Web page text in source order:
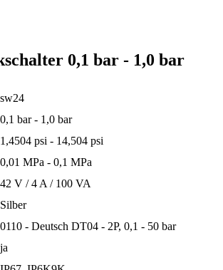
0,1 bar - 1,0 bar
sw24
0,1 bar - 1,0 bar
1,4504 psi - 14,504 psi
0,01 MPa - 0,1 MPa
42 V / 4 A / 100 VA
Silber
0110 - Deutsch DT04 - 2P, 0,1 - 50 bar
ja